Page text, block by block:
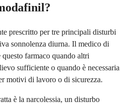
prescritto per tre principali disturbi
sonnolenza diurna. Il medico di
farmaco quando altri
sufficiente o quando è necessaria
motivi di lavoro o di sicurezza.
è la narcolessia, un disturbo